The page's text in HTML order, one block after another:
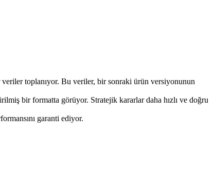
toplanıyor. Bu veriler, bir sonraki ürün versiyonunun
bir formatta görüyor. Stratejik kararlar daha hızlı ve doğru
garanti ediyor.